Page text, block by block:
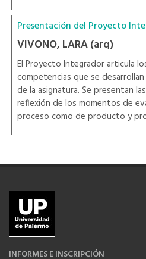
Presentación del Proyecto
VIVONO, LARA (arq)
El Proyecto Integrador articula
competencias que se
de la asignatura. Se presentan
reflexión de los momentos de
proceso como de producto y
INFORMES E INSCRIPCIÓN